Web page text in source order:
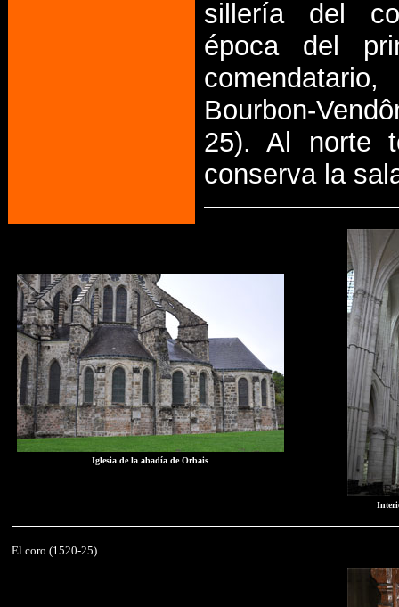
sillería del
época del
Bourbon-
25). Al norte
conserva la
Iglesia de la abadía de Orbais
El coro (1520-25)